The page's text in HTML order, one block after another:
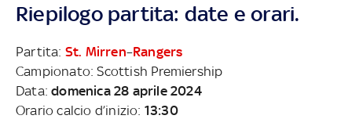
Riepilogo partita: date e orari.
Partita: St. Mirren–Rangers
Campionato: Scottish Premiership
Data:domenica 28 aprile 2024
Orario calcio d’inizio: 13:30